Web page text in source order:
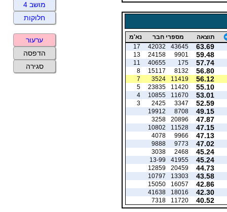
תוצאה מספרי חבר נא'מ
63.69
43645
42032
17
59.48
9901
24158
13
57.74
175
40655
11
56.80
8132
15117
8
56.12
11419
3524
7
55.10
11420
23835
5
53.01
11670
10855
4
52.59
3347
2425
3
49.15
8708
19912
47.87
20896
3258
47.15
11528
10802
47.13
9966
4078
47.02
9773
9888
45.24
2468
3038
45.24
41955
13-99
44.73
20459
12859
43.58
13303
10797
42.86
16057
15050
42.30
18016
41638
40.52
11720
7318
מושב 4
חלוקות
ערעור
הדפסה
סגירה